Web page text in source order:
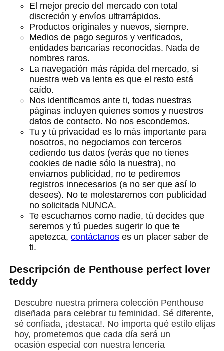
El mejor precio del mercado con total
discreción y envíos ultrarrápidos.
Productos originales y nuevos, siempre.
Medios de pago seguros y verificados,
entidades bancarias reconocidas. Nada de
nombres raros.
La navegación más rápida del mercado, si
nuestra web va lenta es que el resto está
caído.
Nos identificamos ante ti, todas nuestras
páginas incluyen quienes somos y nuestros
datos de contacto. No nos escondemos.
Tu y tú privacidad es lo más importante para
nosotros, no negociamos con terceros
cediendo tus datos (verás que no tienes
cookies de nadie sólo la nuestra), no
enviamos publicidad, no te pediremos
registros innecesarios (a no ser que así lo
desees). No te molestaremos con publicidad
no solicitada NUNCA.
Te escuchamos como nadie, tú decides que
seremos y tú puedes sugerir lo que te
apetezca,contáctanos es un placer saber de
ti.
Descripción de Penthouse perfect lover
teddy
Descubre nuestra primera colección Penthouse
diseñada para celebrar tu feminidad. Sé diferente,
sé confiada, ¡destaca!. No importa qué estilo elijas
hoy, prometemos que cada día será un
ocasión especial con nuestra lencería